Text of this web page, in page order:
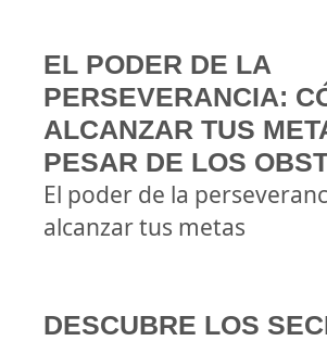
EL PODER DE LA
PERSEVERANCIA:
ALCANZAR TUS
PESAR DE LOS
El poder de la
alcanzar tus metas
DESCUBRE LOS